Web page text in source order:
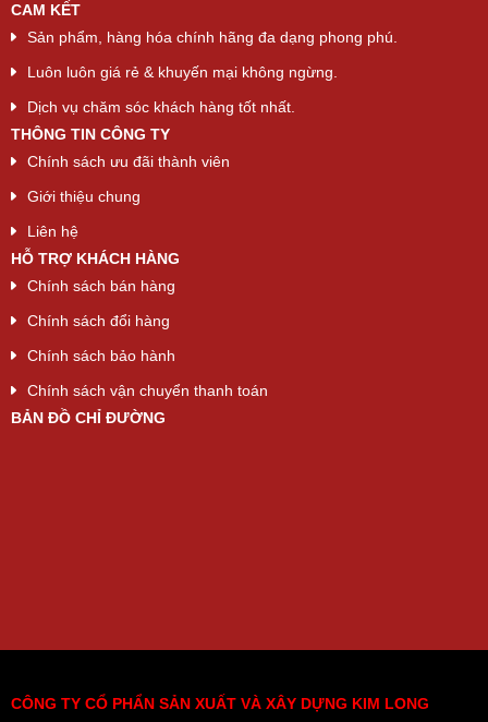
CAM KẾT
Sản phẩm, hàng hóa chính hãng đa dạng phong phú.
Luôn luôn giá rẻ & khuyến mại không ngừng.
Dịch vụ chăm sóc khách hàng tốt nhất.
THÔNG TIN CÔNG TY
Chính sách ưu đãi thành viên
Giới thiệu chung
Liên hệ
HỖ TRỢ KHÁCH HÀNG
Chính sách bán hàng
Chính sách đổi hàng
Chính sách bảo hành
Chính sách vận chuyển thanh toán
BẢN ĐỒ CHỈ ĐƯỜNG
CÔNG TY CỔ PHẨN SẢN XUẤT VÀ XÂY DỰNG KIM LONG